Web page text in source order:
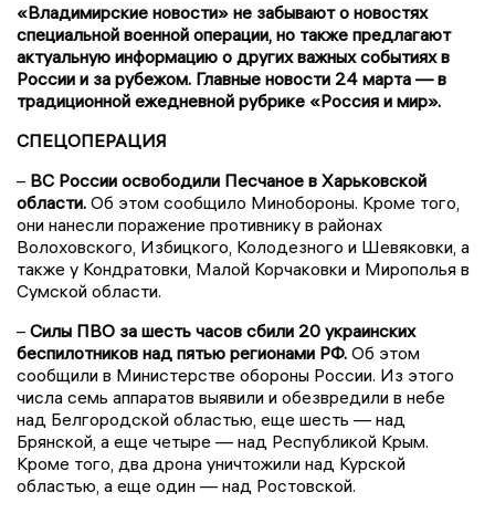
«Владимирские новости» не забывают о новостях
специальной военной операции, но также предлагают
актуальную информацию о других важных событиях в
России и за рубежом. Главные новости 24 марта — в
традиционной ежедневной рубрике «Россия и мир».
СПЕЦОПЕРАЦИЯ
– ВС России освободили Песчаное в Харьковской
области. Об этом сообщило Минобороны. Кроме того,
они нанесли поражение противнику в районах
Волоховского, Избицкого, Колодезного и Шевяковки, а
также у Кондратовки, Малой Корчаковки и Мирополья в
Сумской области.
– Силы ПВО за шесть часов сбили 20 украинских
беспилотников над пятью регионами РФ. Об этом
сообщили в Министерстве обороны России. Из этого
числа семь аппаратов выявили и обезвредили в небе
над Белгородской областью, еще шесть — над
Брянской, а еще четыре — над Республикой Крым.
Кроме того, два дрона уничтожили над Курской
областью, а еще один — над Ростовской.